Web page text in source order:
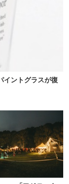
イントグラスが復